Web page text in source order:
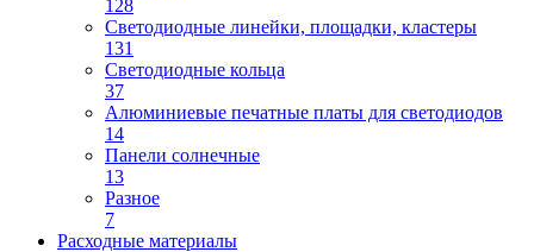
128
Светодиодные линейки, площадки, кластеры
131
Светодиодные кольца
37
Алюминиевые печатные платы для светодиодов
14
Панели солнечные
13
Разное
7
Расходные материалы